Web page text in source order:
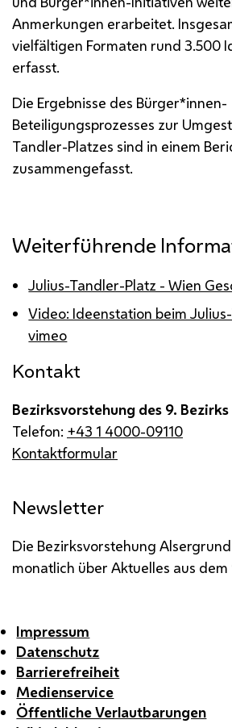
Anmerkungen erarbeitet.
vielfältigen Formaten rund 3.500
erfasst.
Die Ergebnisse des Bürger*innen-
Beteiligungsprozesses zur
Tandler-Platzes sind in einem
zusammengefasst.
Weiterführende
Julius-Tandler-Platz - Wien
Video: Ideenstation beim
vimeo
Kontakt
Bezirksvorstehung des 9. Bezirks
Telefon: +43 1 4000-09110
Kontaktformular
Newsletter
Die Bezirksvorstehung
monatlich über Aktuelles aus dem
Impressum
Datenschutz
Barrierefreiheit
Medienservice
Öffentliche Verlautbarungen